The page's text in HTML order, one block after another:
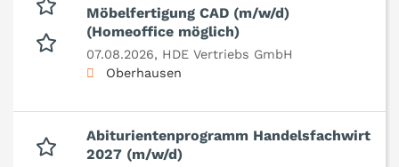
Möbelfertigung CAD (m/w/d)
(Homeoffice möglich)
07.08.2026, HDE Vertriebs GmbH
Oberhausen
Abiturientenprogramm Handelsfachwirt
2027 (m/w/d)